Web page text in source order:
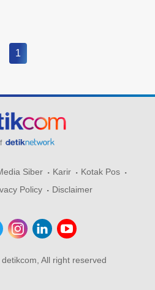
1
Siber Karir
Kotak Pos
Policy Disclaimer
All right reserved